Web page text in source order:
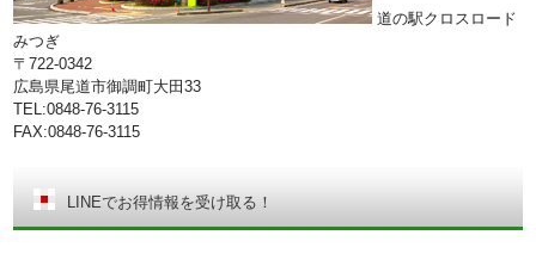
道の駅クロスロード
みつぎ
〒722-0342
広島県尾道市御調町大田33
TEL:0848-76-3115
FAX:0848-76-3115
LINEでお得情報を受け取る！